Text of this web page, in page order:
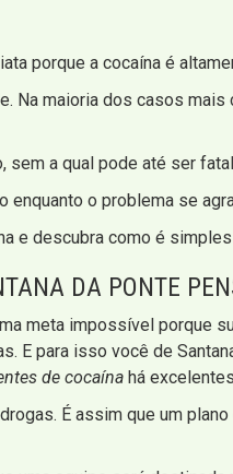
porque a cocaína é
Na maioria dos casos
sem a qual pode até ser
enquanto o problema se
e descubra como é
DA PONTE
meta impossível porque
para isso você de
de cocaína há
É assim que um